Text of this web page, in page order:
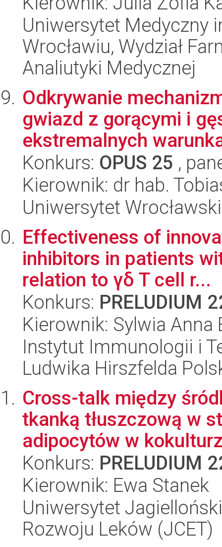
Uniwersytet Medyczny
Wrocławiu, Wydział
Analiutyki Medycznej
Odkrywanie
gwiazd z gorącymi i
ekstremalnych
Konkurs: OPUS 25 ,
Kierownik: dr hab.
Uniwersytet
Effectiveness of
inhibitors in patients
relation to γδ T cell r...
Konkurs: PRELUDIUM
Kierownik: Sylwia Anna
Instytut Immunologii i
Ludwika Hirszfelda
Cross-talk między
tkanką tłuszczową w
adipocytów w
Konkurs: PRELUDIUM
Kierownik: Ewa Stanek
Uniwersytet
Rozwoju Leków (JCET)